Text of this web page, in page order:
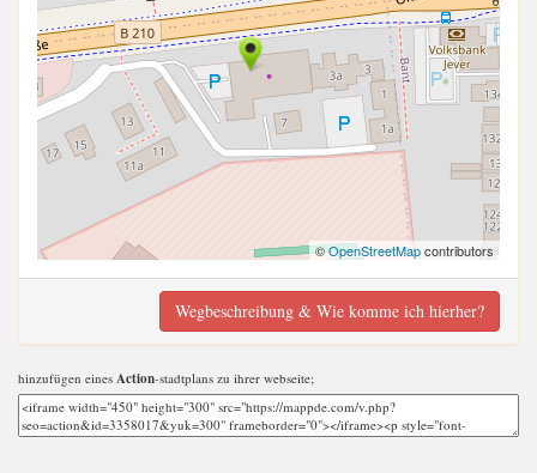
©OpenStreetMapcontributors
Wegbeschreibung & Wie komme ich hierher?
hinzufügen eines Action-stadtplans zu ihrer webseite;